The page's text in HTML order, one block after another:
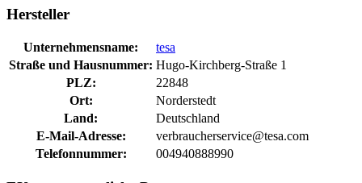
Hersteller
Unternehmensname:
tesa
Straße und Hausnummer: Hugo-Kirchberg-Straße 1
PLZ:
22848
Ort:
Norderstedt
Land:
Deutschland
E-Mail-Adresse:
verbraucherservice@tesa.com
Telefonnummer:
004940888990